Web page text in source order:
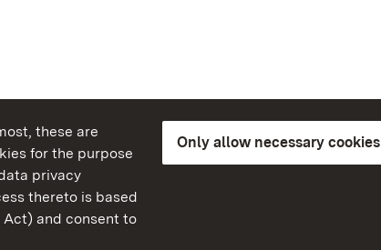
these are
for the purpose
privacy
thereto is based
Act) and consent to
Only allow necessary cookies